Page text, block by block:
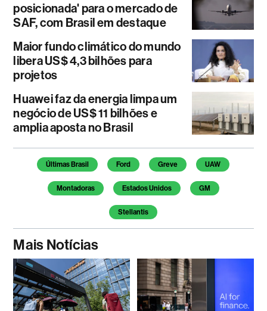
posicionada' para o mercado de
SAF, com Brasil em destaque
Maior fundo climático do mundo
libera US$ 4,3 bilhões para
projetos
Huawei faz da energia limpa um
negócio de US$ 11 bilhões e
amplia aposta no Brasil
Temas deste artigo
Últimas Brasil Ford Greve UAW
Montadoras Estados Unidos GM
Stellantis
Mais Notícias